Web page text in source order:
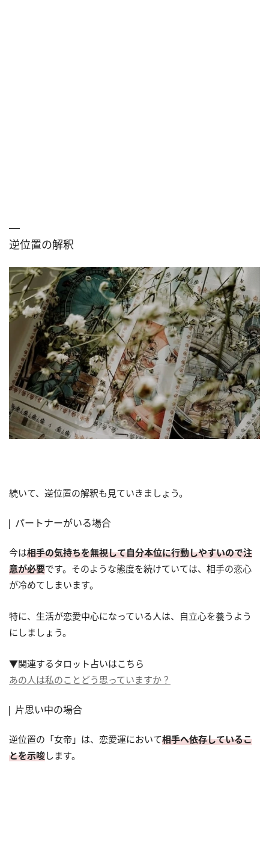
逆位置の解釈
続いて、逆位置の解釈も見ていきましょう。
パートナーがいる場合
今は相手の気持ちを無視して自分本位に行動しやすいので注
意が必要です。そのような態度を続けていては、相手の恋心
が冷めてしまいます。
特に、生活が恋愛中心になっている人は、自立心を養うよう
にしましょう。
▼関連するタロット占いはこちら
あの人は私のことどう思っていますか？
片思い中の場合
逆位置の「女帝」は、恋愛運において相手へ依存しているこ
とを示唆します。